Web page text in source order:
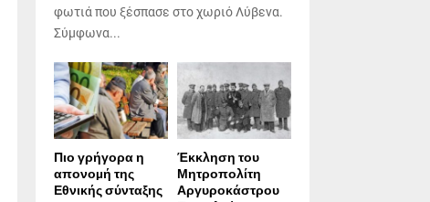
φωτιά που ξέσπασε στο χωριό Λύβενα.
Σύμφωνα...
Πιο γρήγορα η
απονοµή της
Εθνικής σύνταξης
Έκκληση του
Μητροπολίτη
Αργυροκάστρου